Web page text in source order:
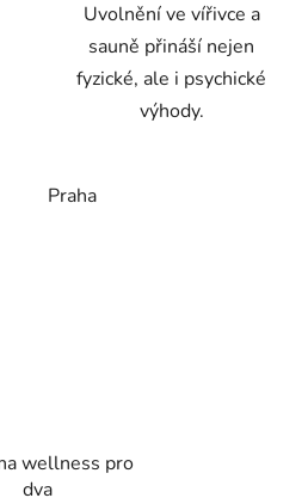
Uvolnění ve vířivce a
sauně přináší nejen
fyzické, ale i psychické
výhody.
Praha
wellness pro
dva